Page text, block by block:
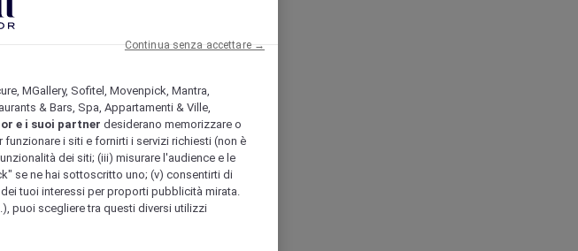
MGallery, Sofitel, Movenpick, Mantra,
& Bars, Spa, Appartamenti & Ville,
e i suoi partner desiderano memorizzare o
i siti e fornirti i servizi richiesti (non è
dei siti; (iii) misurare l'audience e le
se ne hai sottoscritto uno; (v) consentirti di
tuoi interessi per proporti pubblicità mirata.
puoi scegliere tra questi diversi utilizzi
Continua senza accettare →